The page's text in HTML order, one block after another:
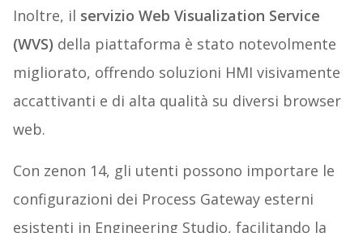
Inoltre, il servizio Web Visualization Service
(WVS) della piattaforma è stato notevolmente
migliorato, offrendo soluzioni HMI visivamente
accattivanti e di alta qualità su diversi browser
web.
Con zenon 14, gli utenti possono importare le
configurazioni dei Process Gateway esterni
esistenti in Engineering Studio, facilitando la